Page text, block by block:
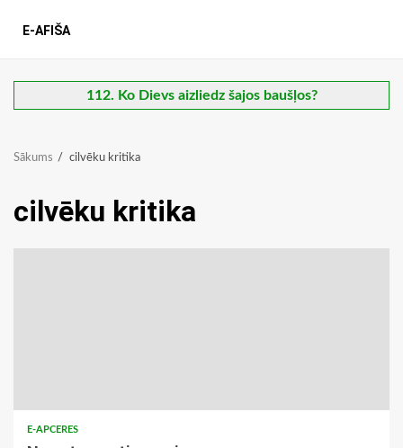
E-AFIŠA
112. Ko Dievs aizliedz šajos baušļos?
Sākums cilvēku kritika
cilvēku kritika
E-APCERES